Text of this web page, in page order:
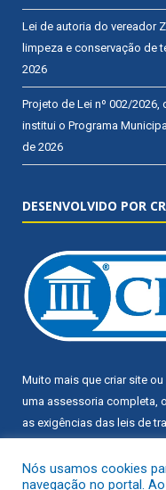
Lei de autoria do vereador
limpeza e conservação de
2026
Projeto de Lei nº 002/
institui o Programa
de 2026
DESENVOLVIDO POR
Muito mais que criar site ou
uma assessoria completa,
as exigências das leis de
Conheça oPNTPe oRadar
Nós usamos cookies
navegação no portal.